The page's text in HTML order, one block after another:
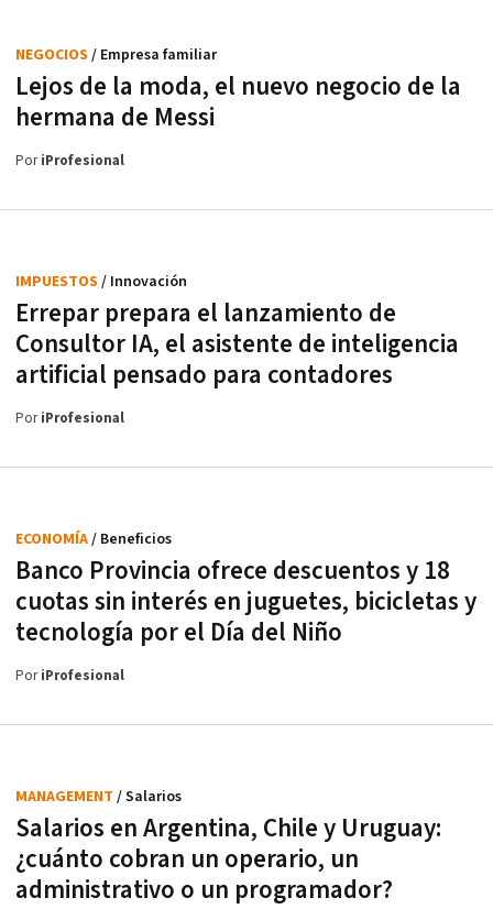
Lejos de la moda, el nuevo negocio de la
hermana de Messi
NEGOCIOS / Empresa familiar
PoriProfesional
Errepar prepara el lanzamiento de
Consultor IA, el asistente de inteligencia
artificial pensado para contadores
IMPUESTOS / Innovación
PoriProfesional
Banco Provincia ofrece descuentos y 18
cuotas sin interés en juguetes, bicicletas y
tecnología por el Día del Niño
ECONOMÍA/ Beneficios
PoriProfesional
Salarios en Argentina, Chile y Uruguay:
¿cuánto cobran un operario, un
administrativo o un programador?
MANAGEMENT / Salarios